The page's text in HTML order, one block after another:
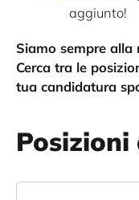
aggiunto!
Siamo sempre alla
Cerca tra le
tua candidatura